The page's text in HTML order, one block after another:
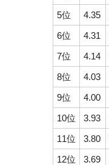
5位
4.35
6位
4.31
7位
4.14
8位
4.03
9位
4.00
10位
3.93
11位
3.80
12位
3.69